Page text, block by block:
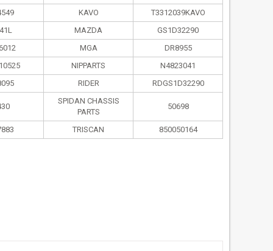
KAVO
T3312039KAVO
MAZDA
GS1D32290
MGA
DR8955
NIPPARTS
N4823041
RIDER RDGS1D32290
SPIDAN CHASSIS
PARTS
50698
TRISCAN 850050164